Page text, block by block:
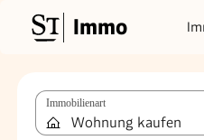
Immo
Immobilienart